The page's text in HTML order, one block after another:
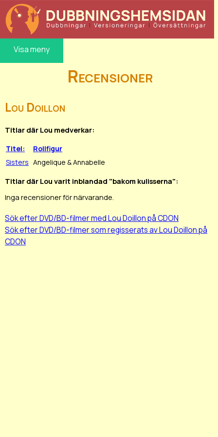
Visa meny
Recensioner
Lou Doillon
Titlar där Lou medverkar:
Titel:
Rollfigur
Sisters Angelique & Annabelle
Titlar där Lou varit inblandad "bakom kulisserna":
Inga recensioner för närvarande.
Sök efter DVD/BD-filmer med Lou Doillon på CDON
Sök efter DVD/BD-filmer som regisserats av Lou Doillon på
CDON